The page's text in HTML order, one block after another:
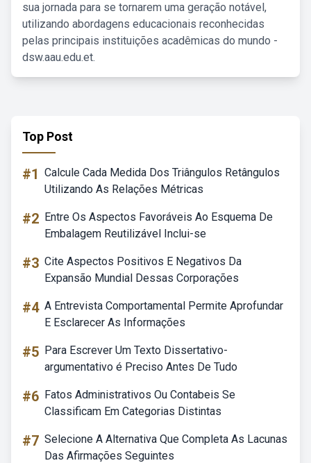
sua jornada para se tornarem uma geração notável,
utilizando abordagens educacionais reconhecidas
pelas principais instituições acadêmicas do mundo -
dsw.aau.edu.et.
Top Post
#1 Calcule Cada Medida Dos Triângulos Retângulos
Utilizando As Relações Métricas
#2 Entre Os Aspectos Favoráveis Ao Esquema De
Embalagem Reutilizável Inclui-se
#3 Cite Aspectos Positivos E Negativos Da
Expansão Mundial Dessas Corporações
#4 A Entrevista Comportamental Permite Aprofundar
E Esclarecer As Informações
#5 Para Escrever Um Texto Dissertativo-
argumentativo é Preciso Antes De Tudo
#6 Fatos Administrativos Ou Contabeis Se
Classificam Em Categorias Distintas
#7 Selecione A Alternativa Que Completa As Lacunas
Das Afirmações Seguintes